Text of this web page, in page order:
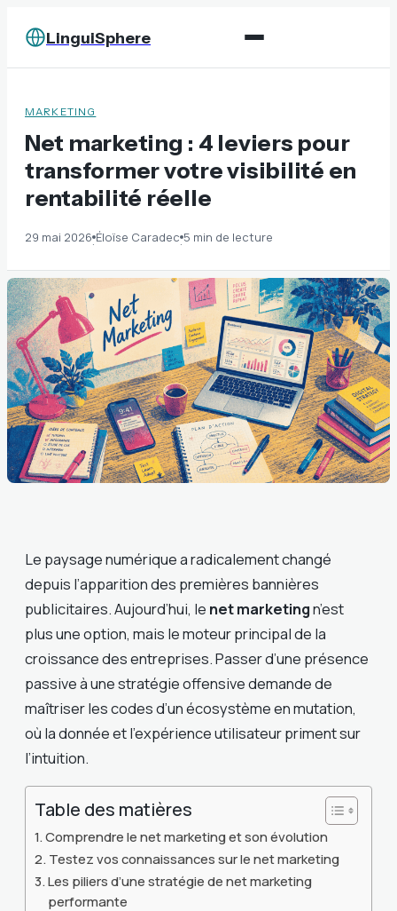
LinguiSphere
MARKETING
Net marketing : 4 leviers pour
transformer votre visibilité en
rentabilité réelle
29 mai 2026·Éloïse Caradec·5 min de lecture
Le paysage numérique a radicalement changé
depuis l’apparition des premières bannières
publicitaires. Aujourd’hui, le net marketingn’est
plus une option, mais le moteur principal de la
croissance des entreprises. Passer d’une présence
passive à une stratégie offensive demande de
maîtriser les codes d’un écosystème en mutation,
où la donnée et l’expérience utilisateur priment sur
l’intuition.
Table des matières
Comprendre le net marketing et son évolution
Testez vos connaissances sur le net marketing
Les piliers d’une stratégie de net marketing
performante